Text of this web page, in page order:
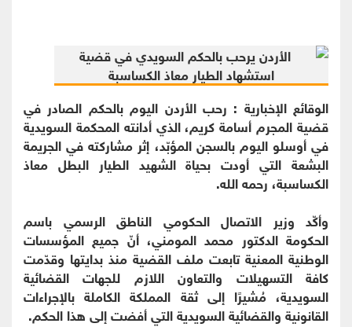
الوقائع الإخبارية : رحب الأردن اليوم بالحكم الصادر في
قضية المجرم أسامة كريم، الذي أدانته المحكمة السويدية
في أوسلو اليوم بالسجن المؤبّد، إثر مشاركته في الجريمة
البشعة التي أودت بحياة الشهيد الطيار البطل معاذ
الكساسبة، رحمه الله.
وأكّد وزير الاتصال الحكومي الناطق الرسمي باسم
الحكومة الدكتور محمد المومني، أنّ جميع المؤسسات
الوطنية المعنية تابعت ملف القضية منذ بدايتها وقدّمت
كافة التسهيلات والتعاون اللازم للجهات القضائية
السويدية، مُشيرًا إلى ثقة المملكة الكاملة بالإجراءات
القانونية والقضائية السويدية التي أفضت إلى هذا الحكم.